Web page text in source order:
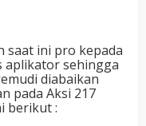
saat ini pro kepada
aplikator sehingga
diabaikan
pada Aksi 217
berikut :